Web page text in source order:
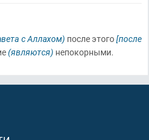
с Аллахом) после этого[после
(являются) непокорными.